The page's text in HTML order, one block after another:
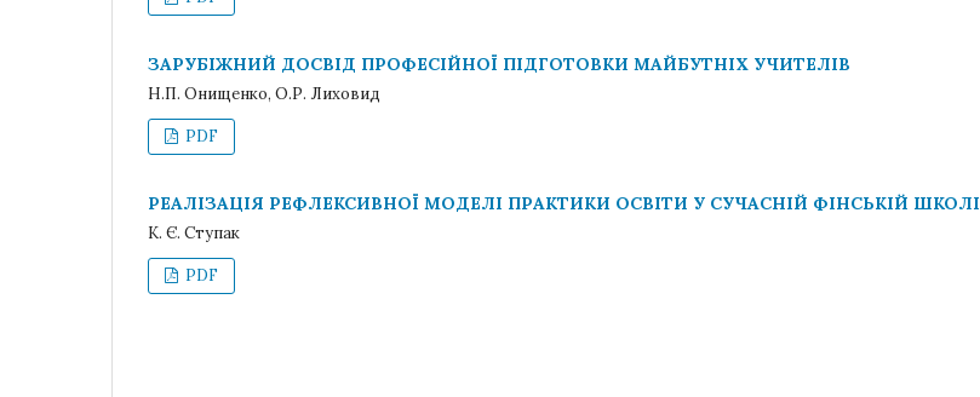
ЗАРУБІЖНИЙ ДОСВІД ПРОФЕСІЙНОЇ ПІДГОТОВКИ МАЙБУТНІХ УЧИТЕЛІВ
Н.П. Онищенко, О.Р. Лиховид
PDF
РЕАЛІЗАЦІЯ РЕФЛЕКСИВНОЇ МОДЕЛІ ПРАКТИКИ ОСВІТИ У СУЧАСНІЙ ФІНСЬКІЙ ШКОЛІ
К. Є. Ступак
PDF